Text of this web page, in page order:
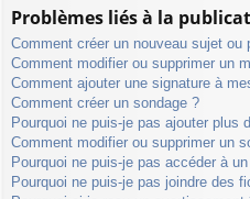
Problèmes liés à la
Comment créer un nouveau sujet ou
Comment modifier ou supprimer un
Comment ajouter une signature à
Comment créer un sondage ?
Pourquoi ne puis-je pas ajouter plus
Comment modifier ou supprimer un
Pourquoi ne puis-je pas accéder à
Pourquoi ne puis-je pas joindre des